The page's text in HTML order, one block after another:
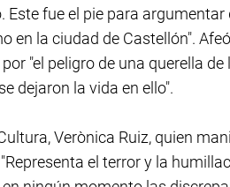
fue el pie para
en la ciudad de Castellón".
"el peligro de una querella de
dejaron la vida en ello".
Verònica Ruiz, quien
el terror y la